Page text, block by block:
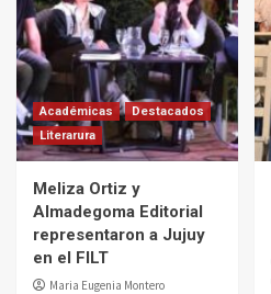
Académicas
Destacados
Literarura
Meliza Ortiz y
Almadegoma Editorial
representaron a Jujuy
en el FILT
Maria Eugenia Montero